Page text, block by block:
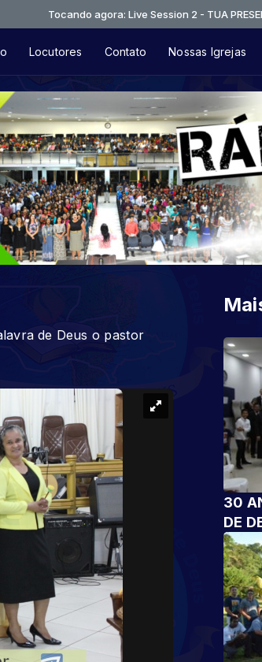
agora: Live Session 2 - TUA PRESENÇA
Locutores Contato Nossas Igrejas
de Deus o pastor
30
DE